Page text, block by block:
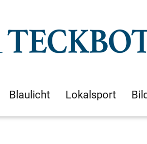
Blaulicht Lokalsport